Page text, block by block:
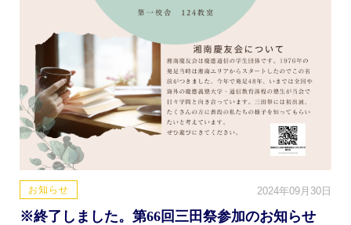
お知らせ 2024年09月30日
※終了しました。第66回三田祭参加のお知らせ